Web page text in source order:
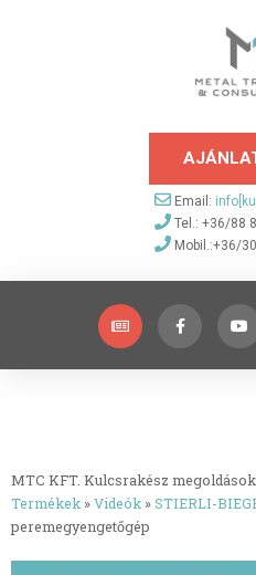
Email:
Tel.: +36/88
Mobil.:+36/
MTC KFT. Kulcsrakész
Termékek »Videók »STIERLI-
peremegyengetőgép